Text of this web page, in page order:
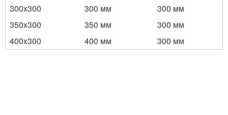
300x300 300 мм
300 мм
350x300
350 мм
300 мм
400x300
400 мм 300 мм